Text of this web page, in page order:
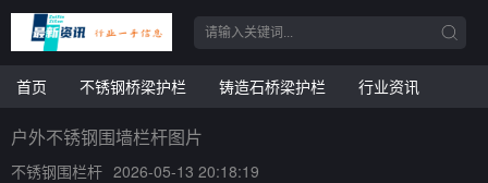
首页 不锈钢桥梁护栏 铸造石桥梁护栏 行业资讯
户外不锈钢围墙栏杆图片
不锈钢围栏杆 2026-05-13 20:18:19